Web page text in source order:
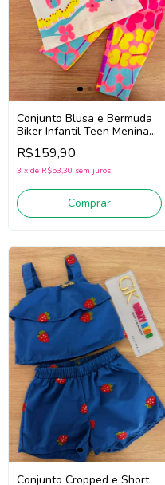
Conjunto Blusa e Bermuda
Biker Infantil Teen Menina
Bimbi Fb246 (Branco/Rosa)
R$159,90
3 x de R$53,30 sem juros
Comprar
Conjunto Cropped e Short